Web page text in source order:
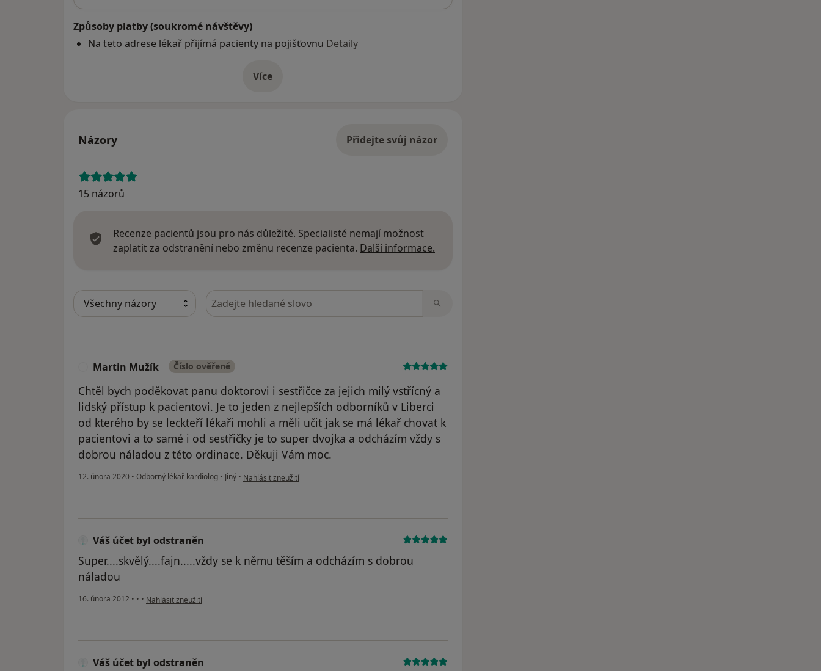
Způsoby platby (soukromé návštěvy)
Na teto adrese lékař přijímá pacienty na pojišťovnu Detaily
Víceo adrese
Názory Přidejte svůj názor
15 názorů
Recenze pacientů jsou pro nás důležité. Specialisté nemají možnost
zaplatit za odstranění nebo změnu recenze pacienta. Další informace.
Hledejte v názorech
Martin Mužík Číslo ověřené
Chtěl bych poděkovat panu doktorovi i sestřičce za jejich milý vstřícný a
lidský přístup k pacientovi. Je to jeden z nejlepších odborníků v Liberci
od kterého by se leckteří lékaři mohli a měli učit jak se má lékař chovat k
pacientovi a to samé i od sestřičky je to super dvojka a odcházím vždy s
dobrou náladou z této ordinace. Děkuji Vám moc.
12. února 2020 • Odborný lékař kardiolog • Jiný • podle názoru uživatele Martin Mužík
Nahlásit zneužití
Váš účet byl odstraněn
Super....skvělý....fajn.....vždy se k němu těším a odcházím s dobrou
náladou
16. února 2012 • • • podle názoru uživatele Váš účet byl odstraněn
Nahlásit zneužití
Váš účet byl odstraněn